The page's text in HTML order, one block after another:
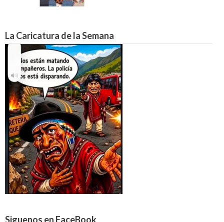
La Caricatura de la Semana
Siguenos en FaceBook